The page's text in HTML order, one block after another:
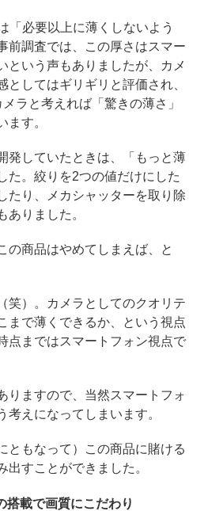
「必要以上に薄くしないよう
前調査では、この厚さはスマー
という声もありましたが、カメ
としてはギリギリと評価され、
ラと考えれば「驚きの薄さ」
ます。
発していたときは、「もっと薄
た。絞りを2つの値だけにした
たり、メカシャッターを取り除
ありました。
の商品はやめてしまえば、と
笑）。カメラとしてのクオリテ
まで薄くできるか、という視点
点まではスマートフォン視点で
りますので、当然スマートフォ
考えになってしまいます。
ともなって）この商品に賭ける
出すことができました。
搭載で画質にこだわり